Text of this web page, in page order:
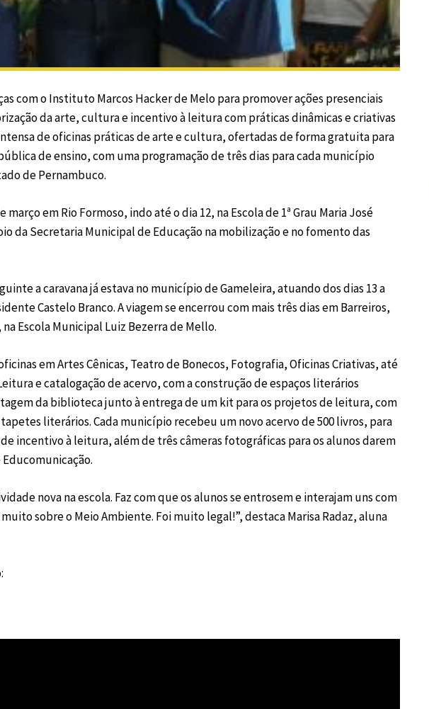
com o Instituto Marcos Hacker de Melo para promover ações presenciais
da arte, cultura e incentivo à leitura com práticas dinâmicas e criativas
de oficinas práticas de arte e cultura, ofertadas de forma gratuita para
de ensino, com uma programação de três dias para cada município
de Pernambuco.
março em Rio Formoso, indo até o dia 12, na Escola de 1ª Grau Maria José
da Secretaria Municipal de Educação na mobilização e no fomento das
a caravana já estava no município de Gameleira, atuando dos dias 13 a
Castelo Branco. A viagem se encerrou com mais três dias em Barreiros,
Escola Municipal Luiz Bezerra de Mello.
em Artes Cênicas, Teatro de Bonecos, Fotografia, Oficinas Criativas, até
e catalogação de acervo, com a construção de espaços literários
da biblioteca junto à entrega de um kit para os projetos de leitura, com
literários. Cada município recebeu um novo acervo de 500 livros, para
incentivo à leitura, além de três câmeras fotográficas para os alunos darem
nova na escola. Faz com que os alunos se entrosem e interajam uns com
sobre o Meio Ambiente. Foi muito legal!”, destaca Marisa Radaz, aluna